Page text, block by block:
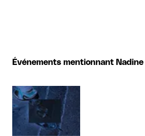
Événements mentionnant